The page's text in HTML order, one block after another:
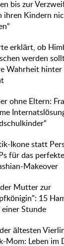
bis zur
ihren Kindern
erklärt, ob
werden
Wahrheit hinter
ohne Eltern:
Ikone statt
für das perfekte
Makeover
Mutter zur
15
einer Stunde
ältesten
Mom: Leben im